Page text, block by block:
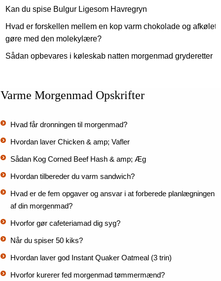
Kan du spise Bulgur Ligesom Havregryn
Hvad er forskellen mellem en kop varm chokolade og afkølet
gøre med den molekylære?
Sådan opbevares i køleskab natten morgenmad gryderetter
Varme Morgenmad Opskrifter
Hvad får dronningen til morgenmad?
Hvordan laver Chicken & amp; Vafler
Sådan Kog Corned Beef Hash & amp; Æg
Hvordan tilbereder du varm sandwich?
Hvad er de fem opgaver og ansvar i at forberede planlægningen
af ​​din morgenmad?
Hvorfor gør cafeteriamad dig syg?
Når du spiser 50 kiks?
Hvordan laver god Instant Quaker Oatmeal (3 trin)
Hvorfor kurerer fed morgenmad tømmermænd?